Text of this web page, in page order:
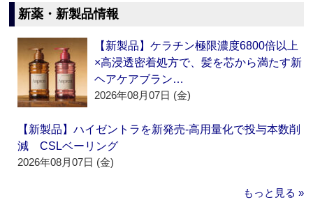
新薬・新製品情報
【新製品】ケラチン極限濃度6800倍以上
×高浸透密着処方で、髪を芯から満たす新
ヘアケアブラン…
2026年08月07日 (金)
【新製品】ハイゼントラを新発売‐高用量化で投与本数削
減 CSLベーリング
2026年08月07日 (金)
もっと見る »